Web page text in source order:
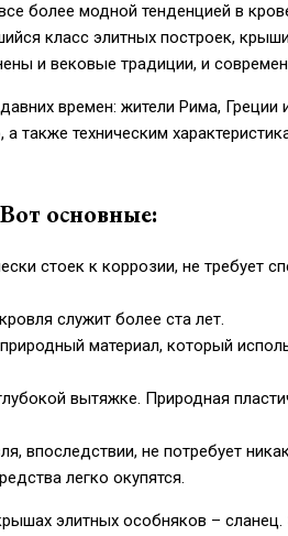
более модной тенденцией в
класс элитных построек,
и вековые традиции, и
времен: жители Рима, Греции
техническим
основные:
стоек к коррозии, не требует
служит более ста лет.
материал, который
вытяжке. Природная
впоследствии, не потребует
легко окупятся.
элитных особняков –